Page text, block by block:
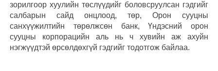
зорилгоор хуулийн төслүүдийг боловсруулсан гэдгийг
салбарын сайд онцлоод, төр, Орон сууцны
санхүүжилтийн төрөлжсөн банк, Үндэсний орон
сууцны корпорацийн аль нь ч хувийн аж ахуйн
нэгжүүдтэй өрсөлдөхгүй гэдгийг тодотгож байлаа.